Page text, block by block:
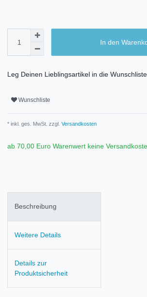
In den
Leg Deinen Lieblingsartikel in die Wunschliste
Wunschliste
* inkl. ges. MwSt. zzgl. Versandkosten
ab 70,00 Euro Warenwert keine
Beschreibung
Weitere Details
Details zur
Produktsicherheit